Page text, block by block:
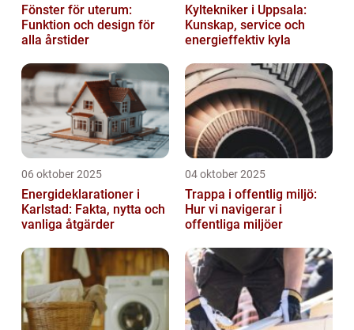
Fönster för uterum:
Funktion och design för
alla årstider
Kyltekniker i Uppsala:
Kunskap, service och
energieffektiv kyla
06 oktober 2025
Energideklarationer i
Karlstad: Fakta, nytta och
vanliga åtgärder
04 oktober 2025
Trappa i offentlig miljö:
Hur vi navigerar i
offentliga miljöer